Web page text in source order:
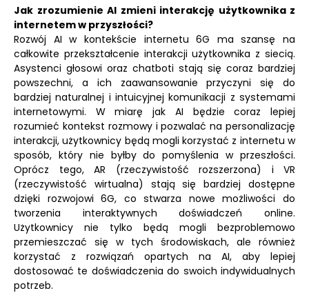
Jak zrozumienie AI zmieni interakcję użytkownika z
internetem w przyszłości?
Rozwój AI w kontekście internetu 6G ma szansę na
całkowite przekształcenie interakcji użytkownika z siecią.
Asystenci głosowi oraz chatboti stają się coraz bardziej
powszechni, a ich zaawansowanie przyczyni się do
bardziej naturalnej i intuicyjnej komunikacji z systemami
internetowymi. W miarę jak AI będzie coraz lepiej
rozumieć kontekst rozmowy i pozwalać na personalizację
interakcji, użytkownicy będą mogli korzystać z internetu w
sposób, który nie byłby do pomyślenia w przeszłości.
Oprócz tego, AR (rzeczywistość rozszerzona) i VR
(rzeczywistość wirtualna) stają się bardziej dostępne
dzięki rozwojowi 6G, co stwarza nowe możliwości do
tworzenia interaktywnych doświadczeń online.
Użytkownicy nie tylko będą mogli bezproblemowo
przemieszczać się w tych środowiskach, ale również
korzystać z rozwiązań opartych na AI, aby lepiej
dostosować te doświadczenia do swoich indywidualnych
potrzeb.